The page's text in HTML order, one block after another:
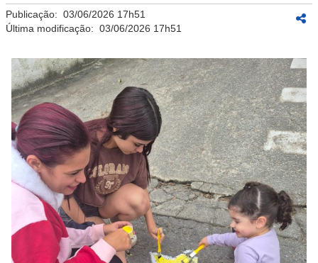
Publicação: 03/06/2026 17h51
Última modificação: 03/06/2026 17h51